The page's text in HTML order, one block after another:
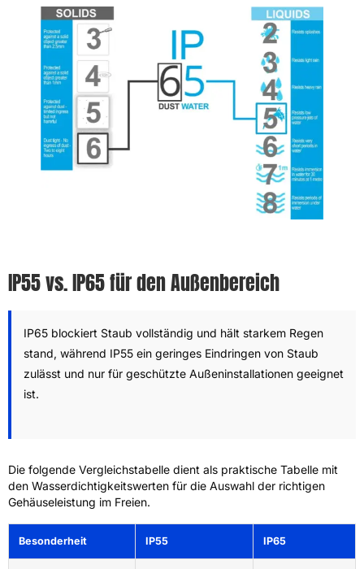
IP55 vs. IP65 für den Außenbereich
IP65 blockiert Staub vollständig und hält starkem Regen
stand, während IP55 ein geringes Eindringen von Staub
zulässt und nur für geschützte Außeninstallationen geeignet
ist.
Die folgende Vergleichstabelle dient als praktische Tabelle mit
den Wasserdichtigkeitswerten für die Auswahl der richtigen
Gehäuseleistung im Freien.
Besonderheit IP55 IP65